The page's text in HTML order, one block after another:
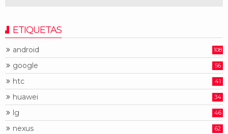
ETIQUETAS
android 108
google 56
htc 41
huawei 34
lg 46
nexus 62